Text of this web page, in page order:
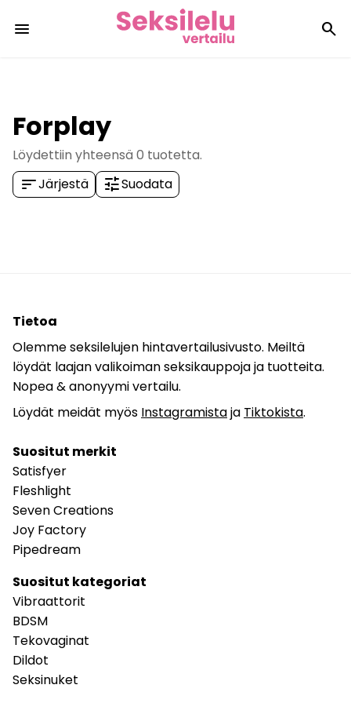
menu search
Forplay
Löydettiin yhteensä 0 tuotetta.
sortJärjestä tuneSuodata
Tietoa
Olemme seksilelujen hintavertailusivusto. Meiltä
löydät laajan valikoiman seksikauppoja ja tuotteita.
Nopea & anonyymi vertailu.
Löydät meidät myös Instagramistaja Tiktokista.
Suositut merkit
Satisfyer
Fleshlight
Seven Creations
Joy Factory
Pipedream
Suositut kategoriat
Vibraattorit
BDSM
Tekovaginat
Dildot
Seksinuket